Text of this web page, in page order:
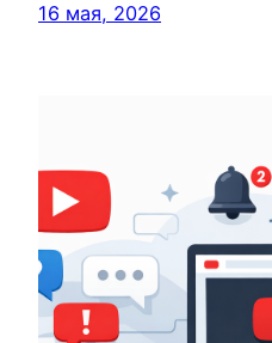
16 мая, 2026